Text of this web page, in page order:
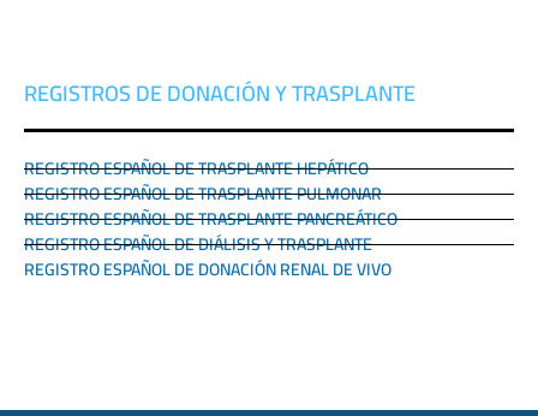
REGISTROS DE DONACIÓN Y TRASPLANTE
REGISTRO ESPAÑOL DE TRASPLANTE HEPÁTICO
REGISTRO ESPAÑOL DE TRASPLANTE PULMONAR
REGISTRO ESPAÑOL DE TRASPLANTE PANCREÁTICO
REGISTRO ESPAÑOL DE DIÁLISIS Y TRASPLANTE
REGISTRO ESPAÑOL DE DONACIÓN RENAL DE VIVO